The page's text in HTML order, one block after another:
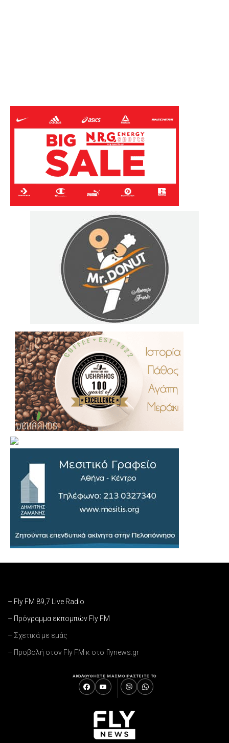
– Fly FM 89,7 Live Radio
– Πρόγραμμα εκπομπών Fly FM
– Σχετικά με εμάς
– Προβολή στον Fly FM κ στο flynews.gr
ΑΚΟΛΟΥΘΗΣΤΕ ΜΑΣΜΟΙΡΑΣΤΕΙΤΕ ΤΟ